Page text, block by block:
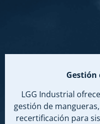
Gestión
LGG Industrial
gestión de
recertificación para